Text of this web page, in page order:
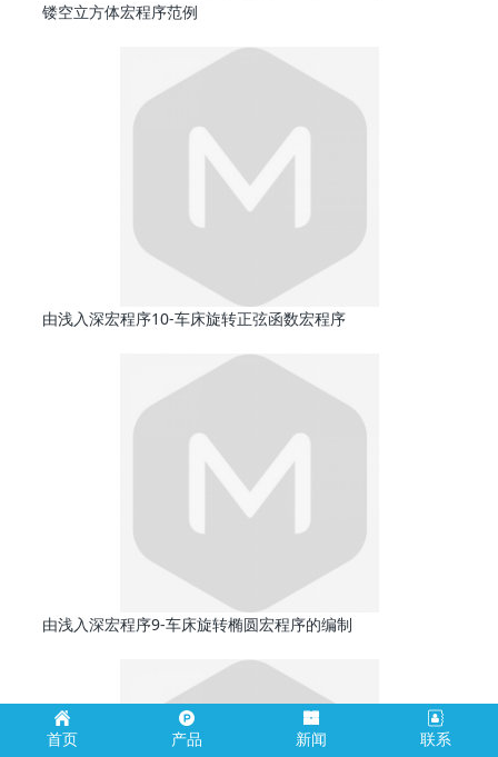
镂空立方体宏程序范例
由浅入深宏程序10-车床旋转正弦函数宏程序
由浅入深宏程序9-车床旋转椭圆宏程序的编制
首页 产品 新闻 联系